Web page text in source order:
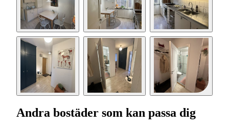
Andra bostäder som kan passa dig